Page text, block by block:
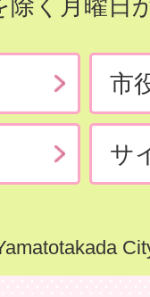
除く月曜日
市
サ